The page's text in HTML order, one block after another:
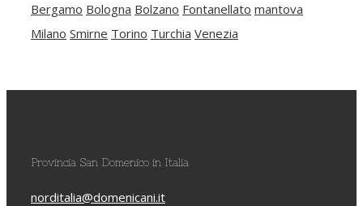
Bergamo Bologna Bolzano Fontanellato mantova
Milano Smirne Torino Turchia Venezia
Provincia San Domenico in Italia
norditalia@domenicani.it